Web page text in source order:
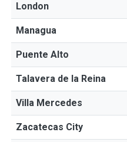
London
Managua
Puente Alto
Talavera de la Reina
Villa Mercedes
Zacatecas City